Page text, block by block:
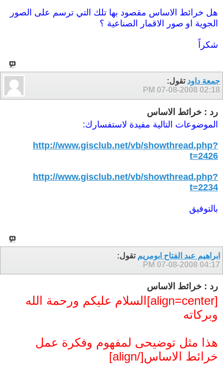
هل خرائط الاساس مقصود بها تلك التي ترسم على الصور
الجوية او صور الاقمار الصناعية ؟
شكراً
جمعة داود تقول:
07-08-2008 02:18 PM
رد : خرائط الاساس
الموضوعات التالية مفيدة لاستفسارك:
http://www.gisclub.net/vb/showthread.php?
t=2426
http://www.gisclub.net/vb/showthread.php?
t=2234
بالتوفيق
ابراهيم عبد الفتاح ابومريم تقول:
07-08-2008 04:17 PM
رد : خرائط الاساس
[align=center]السلام عليكم ورحمة الله
وبركاته
هذا مثل توضيحى لمفهوم وفكرة عمل
خرائط الاساس[/align]